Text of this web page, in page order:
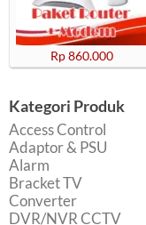
Rp 860.000
Kategori Produk
Access Control
Adaptor & PSU
Alarm
Bracket TV
Converter
DVR/NVR CCTV